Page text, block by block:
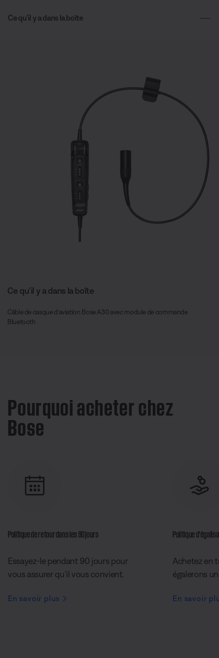
Ce qu’il y a dans la boîte
Ce qu’il y a dans la boîte
Câble de casque d’aviation Bose A30 avec module de commande
Bluetooth
Pourquoi acheter chez
Bose
Politique de retour dans les 90 jours
Essayez-le pendant 90 jours pour
vous assurer qu’il vous convient.
En savoir plus
Politique
Achetez en
égalerons
En savoir